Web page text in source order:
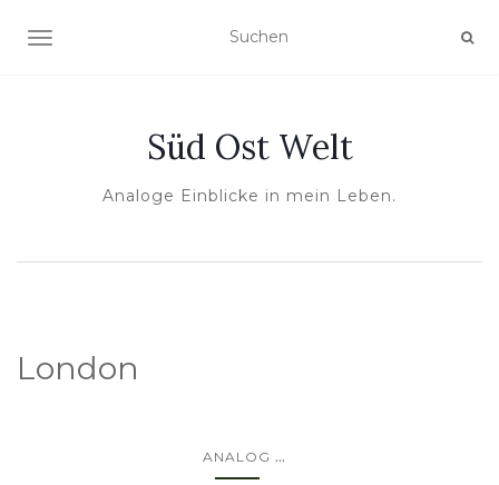
NAVIGATION UMSCHALTEN
Süd Ost Welt
Analoge Einblicke in mein Leben.
London
ANALOG ...